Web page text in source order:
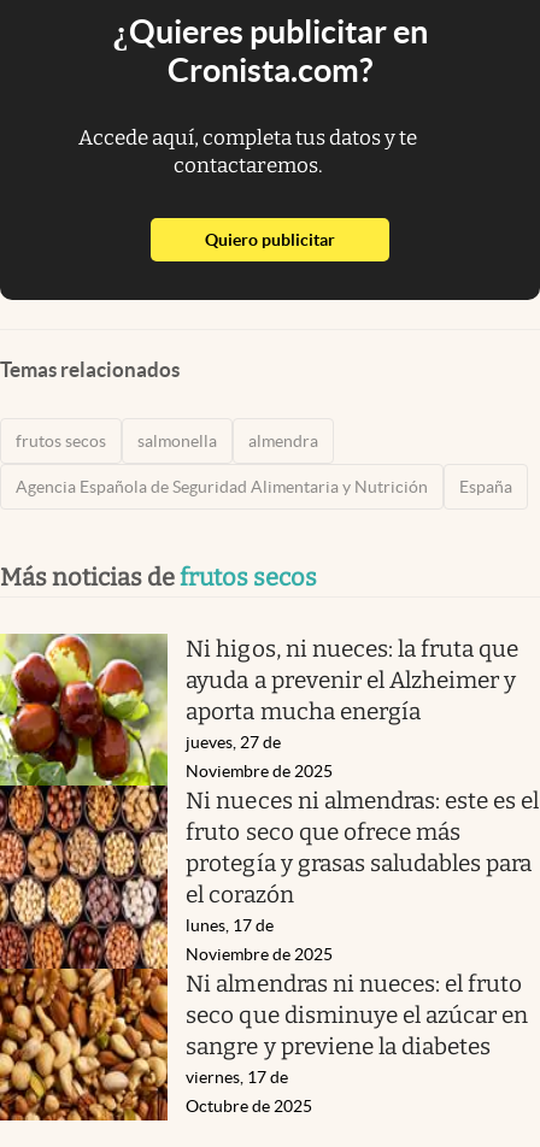
¿Quieres publicitar en
Cronista.com?
Accede aquí, completa tus datos y te
contactaremos.
Quiero publicitarabre en nueva pestaña
Temas relacionados
frutos secos salmonella almendra
Agencia Española de Seguridad Alimentaria y Nutrición España
Más noticias defrutos secos
Ni higos, ni nueces: la fruta que
ayuda a prevenir el Alzheimer y
aporta mucha energía
jueves, 27 de
Noviembre de 2025
Ni nueces ni almendras: este es el
fruto seco que ofrece más
protegía y grasas saludables para
el corazón
lunes, 17 de
Noviembre de 2025
Ni almendras ni nueces: el fruto
seco que disminuye el azúcar en
sangre y previene la diabetes
viernes, 17 de
Octubre de 2025